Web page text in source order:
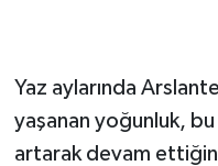
Yaz aylarında
yaşanan yoğunluk,
artarak devam